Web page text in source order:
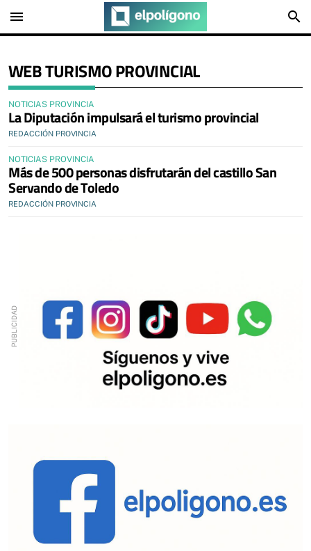
menu search
WEB TURISMO PROVINCIAL
NOTICIAS PROVINCIA
La Diputación impulsará el turismo provincial
REDACCIÓN PROVINCIA
NOTICIAS PROVINCIA
Más de 500 personas disfrutarán del castillo San
Servando de Toledo
REDACCIÓN PROVINCIA